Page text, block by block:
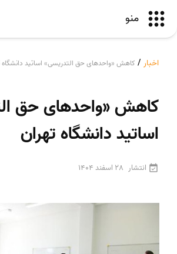
منو
اخبار / کاهش «واحدهای حق التدریسی» اساتید دانشگاه
کاهش «واحدهای حق
اساتید دانشگاه تهران
انتشار 28 اسفند 1404